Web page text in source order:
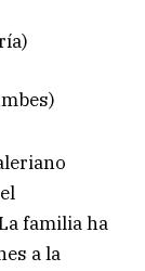
familia ha
a la